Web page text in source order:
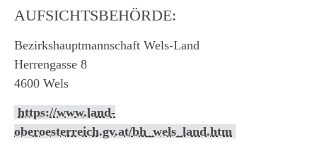
AUFSICHTSBEHÖRDE:
Bezirkshauptmannschaft Wels-Land
Herrengasse 8
4600 Wels
https://www.land-
oberoesterreich.gv.at/bh_wels_land.htm